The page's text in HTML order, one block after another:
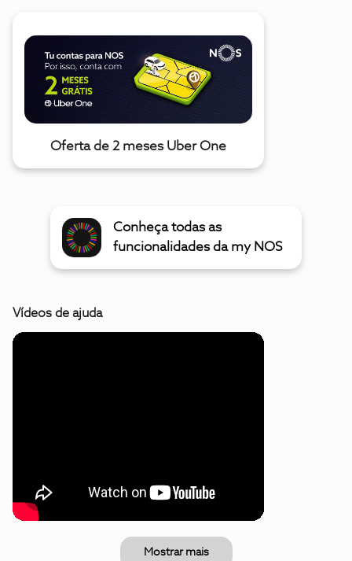
Oferta de 2 meses Uber One
Conheça todas as
funcionalidades da my NOS
Vídeos de ajuda
Mostrar mais